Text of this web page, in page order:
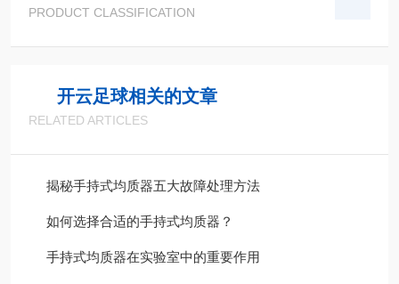
PRODUCT CLASSIFICATION
开云足球相关的文章
RELATED ARTICLES
揭秘手持式均质器五大故障处理方法
如何选择合适的手持式均质器？
手持式均质器在实验室中的重要作用